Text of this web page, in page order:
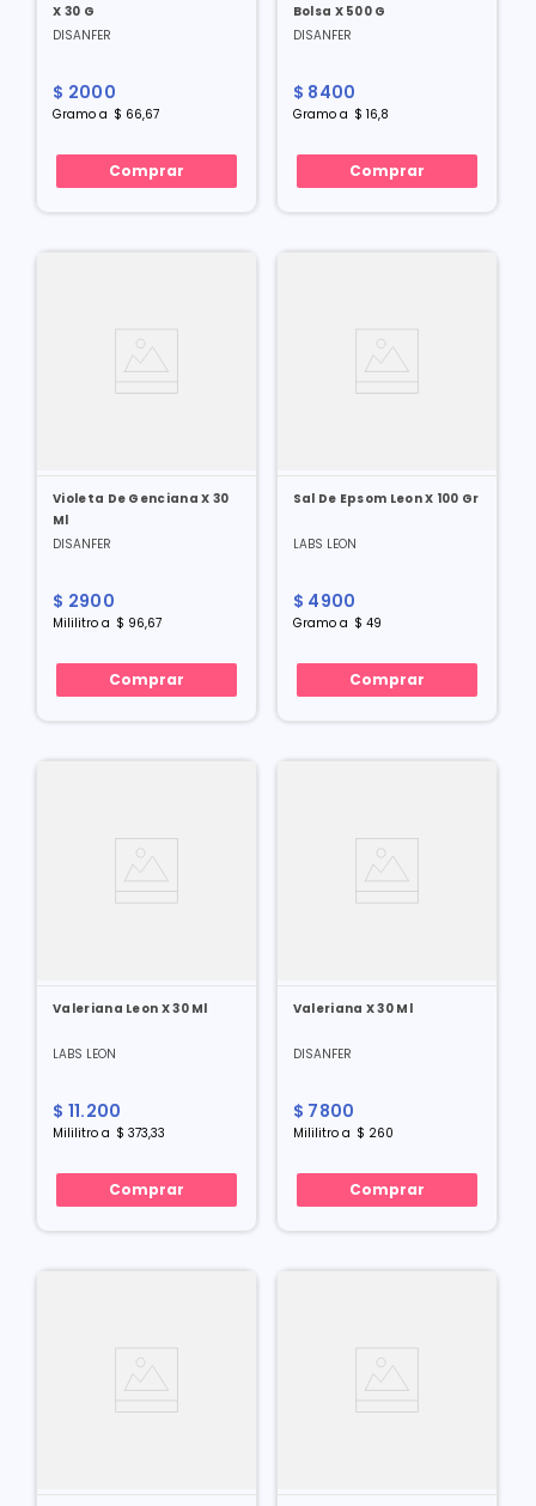
X 30 G
DISANFER
$ 2000
Gramo a $ 66,67
Comprar
Bolsa X 500 G
DISANFER
$ 8400
Gramoa $ 16,8
Comprar
Violeta De Genciana X 30
Ml
DISANFER
$ 2900
Mililitro a $ 96,67
Comprar
Sal De Epsom Leon X 100 Gr
LABS LEON
$ 4900
Gramoa $ 49
Comprar
Valeriana Leon X 30 Ml
LABS LEON
$ 11.200
Mililitro a $ 373,33
Comprar
Valeriana X 30 Ml
DISANFER
$ 7800
Mililitroa $ 260
Comprar